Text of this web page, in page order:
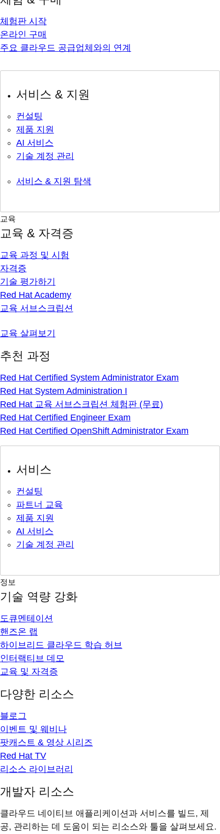
체험판 시작
온라인 구매
주요 클라우드 공급업체와의 연계
서비스 & 지원
컨설팅
제품 지원
AI 서비스
기술 계정 관리
서비스 & 지원 탐색
교육
교육 & 자격증
교육 과정 및 시험
자격증
기술 평가하기
Red Hat Academy
교육 서브스크립션
교육 살펴보기
추천 과정
Red Hat Certified System Administrator Exam
Red Hat System Administration I
Red Hat 교육 서브스크립션 체험판 (무료)
Red Hat Certified Engineer Exam
Red Hat Certified OpenShift Administrator Exam
서비스
컨설팅
파트너 교육
제품 지원
AI 서비스
기술 계정 관리
정보
기술 역량 강화
도큐멘테이션
핸즈온 랩
하이브리드 클라우드 학습 허브
인터랙티브 데모
교육 및 자격증
다양한 리소스
블로그
이벤트 및 웨비나
팟캐스트 & 영상 시리즈
Red Hat TV
리소스 라이브러리
개발자 리소스
클라우드 네이티브 애플리케이션과 서비스를 빌드, 제
공, 관리하는 데 도움이 되는 리소스와 툴을 살펴보세요.